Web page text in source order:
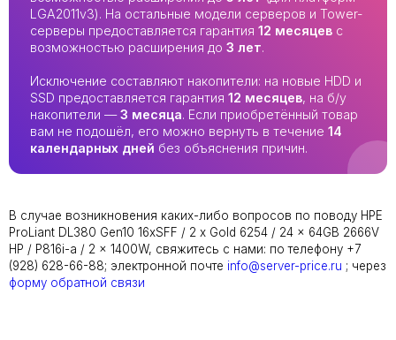
LGA2011v3). На остальные модели серверов и Tower-
серверы предоставляется гарантия 12 месяцев с
возможностью расширения до 3 лет.
Исключение составляют накопители: на новые HDD и
SSD предоставляется гарантия 12 месяцев, на б/у
накопители —3 месяца. Если приобретённый товар
вам не подошёл, его можно вернуть в течение 14
календарных дней без объяснения причин.
В случае возникновения каких-либо вопросов по поводу HPE
ProLiant DL380 Gen10 16xSFF / 2 x Gold 6254 / 24 x 64GB 2666V
HP / P816i-a / 2 x 1400W, свяжитесь с нами: по телефону +7
(928) 628-66-88; электронной почте info@server-price.ru ; через
форму обратной связи